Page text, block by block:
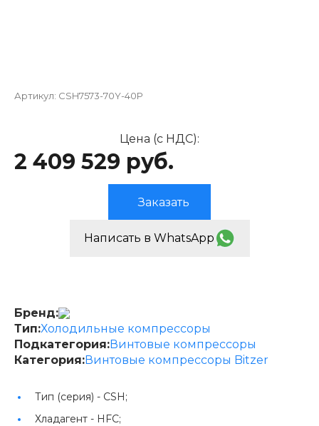
Артикул: CSH7573-70Y-40P
Цена (с НДС):
2 409 529 руб.
Заказать
Написать в WhatsApp
Бренд:
Тип:Холодильные компрессоры
Подкатегория:Винтовые компрессоры
Категория:Винтовые компрессоры Bitzer
Тип (серия) - CSH;
Хладагент - HFC;